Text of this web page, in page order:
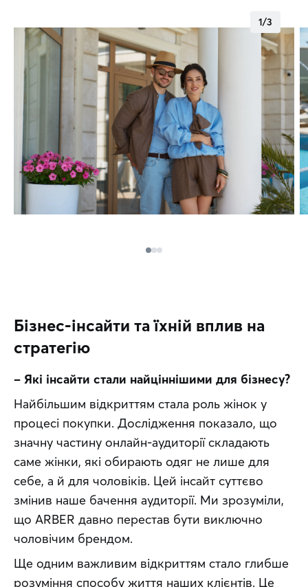
1/3
Бізнес-інсайти та їхній вплив на
стратегію
– Які інсайти стали найціннішими для бізнесу?
Найбільшим відкриттям стала роль жінок у
процесі покупки. Дослідження показало, що
значну частину онлайн-аудиторії складають
саме жінки, які обирають одяг не лише для
себе, а й для чоловіків. Цей інсайт суттєво
змінив наше бачення аудиторії. Ми зрозуміли,
що ARBER давно перестав бути виключно
чоловічим брендом.
Ще одним важливим відкриттям стало глибше
розуміння способу життя наших клієнтів. Це